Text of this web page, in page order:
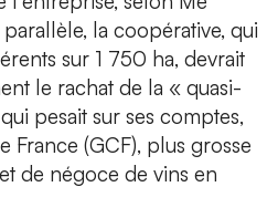
la coopérative, qui
sur 1 750 ha, devrait
le rachat de la « quasi-
pesait sur ses comptes,
France (GCF), plus grosse
de négoce de vins en